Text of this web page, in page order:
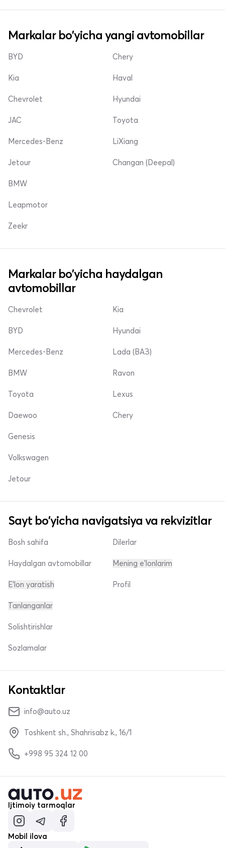
Markalar bo'yicha yangi avtomobillar
BYD
Kia
Chevrolet
Chery
Haval
Hyundai
JAC
Mercedes-Benz
Jetour
Toyota
LiXiang
Changan (Deepal)
BMW
Leapmotor
Zeekr
Markalar bo'yicha haydalgan
avtomobillar
Chevrolet
BYD
Mercedes-Benz
Kia
Hyundai
Lada (ВАЗ)
BMW
Toyota
Daewoo
Ravon
Lexus
Chery
Genesis
Volkswagen
Jetour
Sayt bo'yicha navigatsiya va rekvizitlar
Bosh sahifa
Haydalgan avtomobillar
E'lon yaratish
Dilerlar
Mening e'lonlarim
Profil
Tanlanganlar
Solishtirishlar
Sozlamalar
Kontaktlar
info@auto.uz
Toshkent sh., Shahrisabz k., 16/1
+998 95 324 12 00
Ijtimoiy tarmoqlar
Mobil ilova